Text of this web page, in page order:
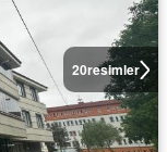
20resimler